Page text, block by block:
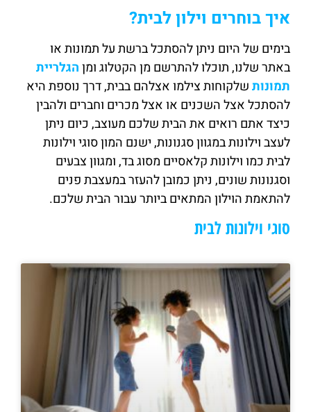
איך בוחרים וילון לבית?
בימים של היום ניתן להסתכל ברשת על תמונות או
באתר שלנו, תוכלו להתרשם מן הקטלוג ומןהגלריית
תמונותשלקוחות צילמו אצלהם בבית, דרך נוספת היא
להסתכל אצל השכנים או אצל מכרים וחברים ולהבין
כיצד אתם רואים את הבית שלכם מעוצב, כיום ניתן
לעצב וילונות במגוון סגנונות, ישנם המון סוגי וילונות
לבית כמו וילונות קלאסיים מסוג בד, ומגוון צבעים
וסגנונות שונים, ניתן כמובן להעזר במעצבת פנים
להתאמת הוילון המתאים ביותר עבור הבית שלכם.
סוגי וילונות לבית